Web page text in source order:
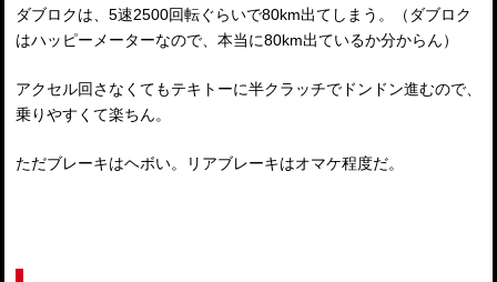
ダブロクは、5速2500回転ぐらいで80km出てしまう。（ダブロク
はハッピーメーターなので、本当に80km出ているか分からん）
アクセル回さなくてもテキトーに半クラッチでドンドン進むので、
乗りやすくて楽ちん。
ただブレーキはヘボい。リアブレーキはオマケ程度だ。